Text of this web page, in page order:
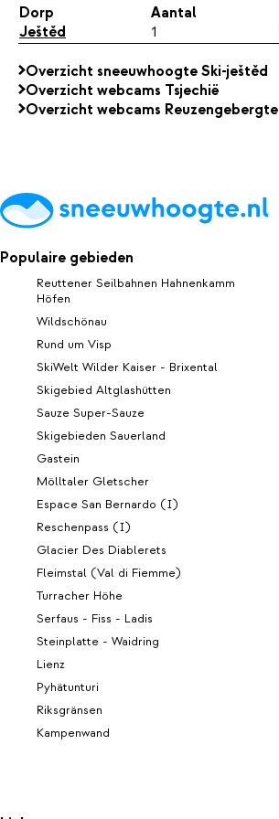
Dorp
Aantal
Ještěd
1
Overzicht sneeuwhoogte Ski-ještěd
Overzicht webcams Tsjechië
Overzicht webcams Reuzengebergte
Populaire gebieden
Reuttener Seilbahnen Hahnenkamm
Höfen
Wildschönau
Rund um Visp
SkiWelt Wilder Kaiser - Brixental
Skigebied Altglashütten
Sauze Super-Sauze
Skigebieden Sauerland
Gastein
Mölltaler Gletscher
Espace San Bernardo (I)
Reschenpass (I)
Glacier Des Diablerets
Fleimstal (Val di Fiemme)
Turracher Höhe
Serfaus - Fiss - Ladis
Steinplatte - Waidring
Lienz
Pyhätunturi
Riksgränsen
Kampenwand